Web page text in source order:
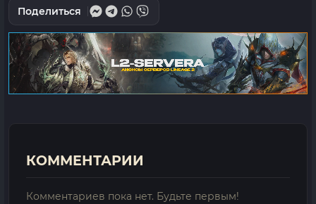
Поделиться
КОММЕНТАРИИ
Комментариев пока нет. Будьте первым!